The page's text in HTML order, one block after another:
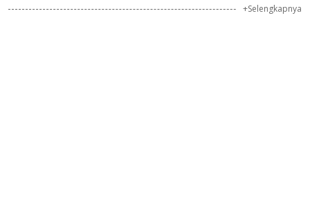
+Selengkapnya